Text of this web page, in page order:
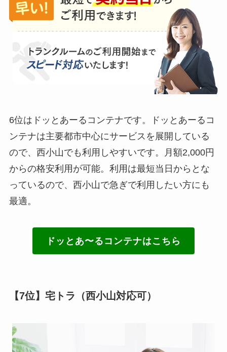
6位はドッとあーるコンテナです。ドッとあーるコ
ンテナは主要都市中心にサービスを展開している
ので、西小山でも利用しやすいです。月額2,000円
からの格安利用が可能。利用は最短当日からとな
っているので、西小山で急ぎで利用したい方にも
最適。
ドッとあ〜るコンテナはこちら
【7位】宅トラ（西小山対応可）